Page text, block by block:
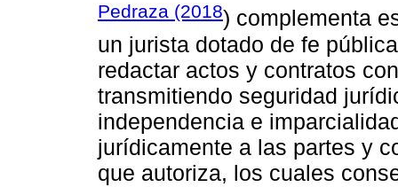
Pedraza (2018) complementa
un jurista dotado de fe
redactar actos y contratos
transmitiendo seguridad
independencia e
jurídicamente a las partes y
que autoriza, los cuales